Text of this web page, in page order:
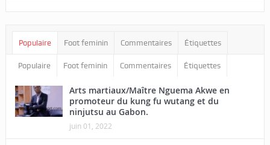
Populaire Foot feminin Commentaires Étiquettes
Populaire Foot feminin Commentaires Étiquettes
Arts martiaux/Maître Nguema Akwe en
promoteur du kung fu wutang et du
ninjutsu au Gabon.
juin 01, 2022